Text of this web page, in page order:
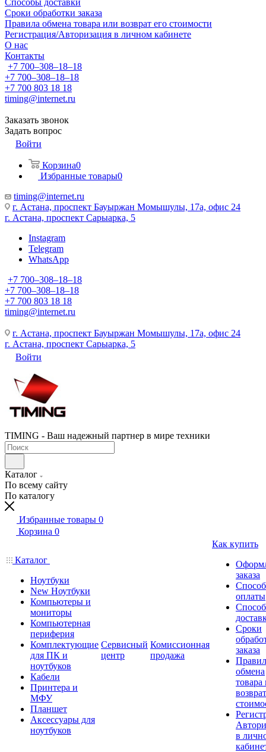
Способы доставки
Сроки обработки заказа
Правила обмена товара или возврат его стоимости
Регистрация/Авторизация в личном кабинете
О нас
Контакты
+7 700‒308‒18‒18
+7 700‒308‒18‒18
+7 700 803 18 18
timing@internet.ru
Заказать звонок
Задать вопрос
Войти
Корзина0
Избранные товары0
timing@internet.ru
г. Астана, проспект Бауыржан Момышулы, 17а, офис 24
г. Астана, проспект Сарыарка, 5
Instagram
Telegram
WhatsApp
+7 700‒308‒18‒18
+7 700‒308‒18‒18
+7 700 803 18 18
timing@internet.ru
г. Астана, проспект Бауыржан Момышулы, 17а, офис 24
г. Астана, проспект Сарыарка, 5
Войти
TIMING - Ваш надежный партнер в мире техники
Каталог
По всему сайту
По каталогу
Избранные товары 0
Корзина 0
Каталог
Ноутбуки
New Ноутбуки
Компьютеры и
мониторы
Компьютерная
периферия
Комплектующие
для ПК и
ноутбуков
Кабели
Принтера и
МФУ
Планшет
Аксессуары для
ноутбуков
Сервисный
центр
Комиссионная
продажа
Как купить
заказа
оплаты
Сроки
заказа
обмена
товара
в